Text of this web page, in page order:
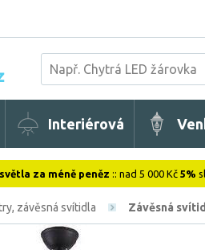
Interiérová
za méně peněz :: nad 5 000 Kč 5%
závěsná svítidla Závěsná